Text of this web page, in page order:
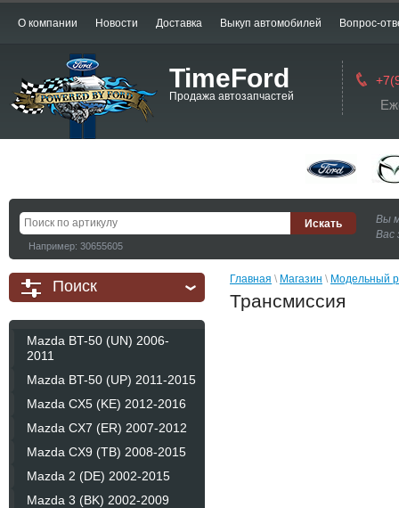
О компании Новости Доставка Выкуп автомобилей Вопрос-
TimeFord
Продажа автозапчастей
Например: 30655605
Вы
Вас
Поиск
Mazda BT-50 (UN) 2006-
2011
Mazda BT-50 (UP) 2011-2015
Mazda CX5 (KE) 2012-2016
Mazda CX7 (ER) 2007-2012
Mazda CX9 (TB) 2008-2015
Mazda 2 (DE) 2002-2015
Mazda 3 (BK) 2002-2009
Главная \ Магазин \ Модельный
Трансмиссия